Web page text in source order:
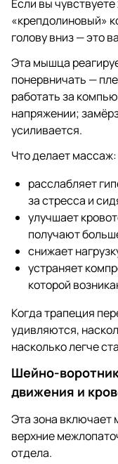
Если вы
«крепдолиновый»
голову вниз — это
Эта мышца
понервничать —
работать за
напряжении;
усиливается.
Что делает массаж:
расслабляет
за стресса и
улучшает
получают
снижает
устраняет
которой
Когда трапеция
удивляются,
насколько легче
Шейно-
движения и
Эта зона
верхние
отдела.